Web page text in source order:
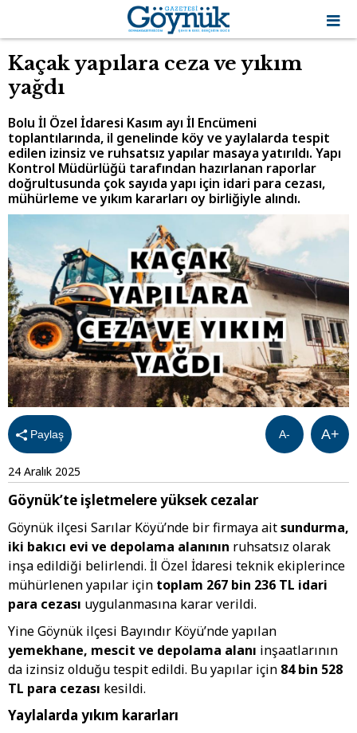
Kaçak yapılara ceza ve yıkım
yağdı
Bolu İl Özel İdaresi Kasım ayı İl Encümeni
toplantılarında, il genelinde köy ve yaylalarda tespit
edilen izinsiz ve ruhsatsız yapılar masaya yatırıldı. Yapı
Kontrol Müdürlüğü tarafından hazırlanan raporlar
doğrultusunda çok sayıda yapı için idari para cezası,
mühürleme ve yıkım kararları oy birliğiyle alındı.
Paylaş A+
A-
24 Aralık 2025
Göynük’te işletmelere yüksek cezalar
Göynük ilçesi Sarılar Köyü’nde bir firmaya aitsundurma,
iki bakıcı evi ve depolama alanının ruhsatsız olarak
inşa edildiği belirlendi. İl Özel İdaresi teknik ekiplerince
mühürlenen yapılar için toplam 267 bin 236 TL idari
para cezası uygulanmasına karar verildi.
Yine Göynük ilçesi Bayındır Köyü’nde yapılan
yemekhane, mescit ve depolama alanı inşaatlarının
da izinsiz olduğu tespit edildi. Bu yapılar için 84 bin 528
TL para cezası kesildi.
Yaylalarda yıkım kararları